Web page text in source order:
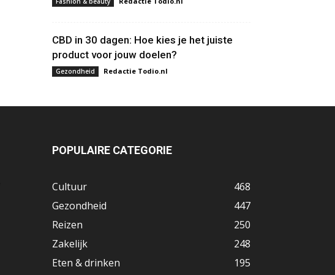
CBD in 30 dagen: Hoe kies je het juiste
product voor jouw doelen?
Gezondheid Redactie Todio.nl
POPULAIRE CATEGORIE
Cultuur
468
Gezondheid
447
Reizen
250
Zakelijk
248
Eten & drinken
195